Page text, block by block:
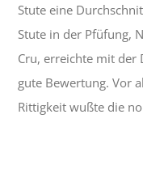
Stute eine
Stute in der Pfüfung,
Cru, erreichte mit der
gute Bewertung. Vor
Rittigkeit wußte die